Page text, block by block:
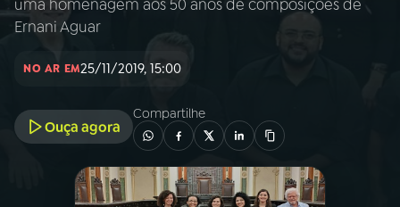
INÍCIO
uma homenagem aos 50 anos de composições de
Ernani Aguar
NO AR EM25/11/2019, 15:00
Ouça agora
Compartilhe